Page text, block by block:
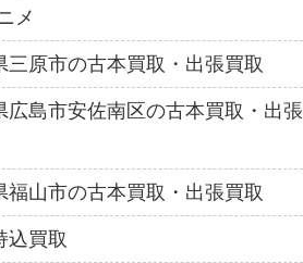
メ
三原市の古本買取・出張買取
広島市安佐南区の古本買取・出張
福山市の古本買取・出張買取
込買取